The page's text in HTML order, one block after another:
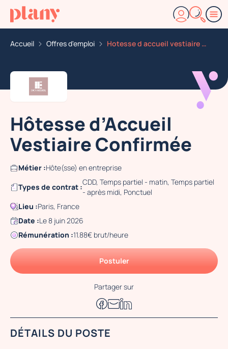
Accueil Offres d'emploi Hotesse d accueil vestiaire confirmee
Hôtesse d’Accueil
Vestiaire Confirmée
Métier :Hôte(sse) en entreprise
Types de contrat :
CDD, Temps partiel - matin, Temps partiel
- après midi, Ponctuel
Lieu :Paris, France
Date :Le 8 juin 2026
Rémunération :11.88€ brut/heure
Postuler
Partager sur
DÉTAILS DU POSTE